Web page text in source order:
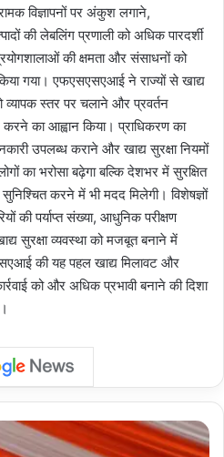
विज्ञापनों पर अंकुश लगाने,
की लेबलिंग प्रणाली को अधिक पारदर्शी
की क्षमता और संसाधनों को
गया। एफएसएसएआई ने राज्यों से खाद्य
व्यापक स्तर पर चलाने और प्रवर्तन
करने का आह्वान किया। प्राधिकरण का
उपलब्ध कराने और खाद्य सुरक्षा नियमों
का भरोसा बढ़ेगा बल्कि देशभर में सुरक्षित
करने में भी मदद मिलेगी। विशेषज्ञों
की पर्याप्त संख्या, आधुनिक परीक्षण
सुरक्षा व्यवस्था को मजबूत बनाने में
की यह पहल खाद्य मिलावट और
को और अधिक प्रभावी बनाने की दिशा